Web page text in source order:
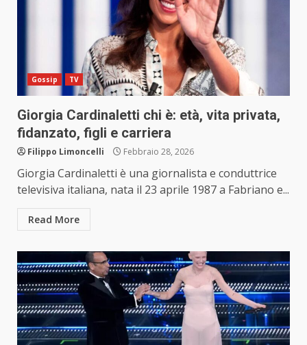
Gossip TV
Giorgia Cardinaletti chi è: età, vita privata,
fidanzato, figli e carriera
Filippo Limoncelli Febbraio 28, 2026
Giorgia Cardinaletti è una giornalista e conduttrice
televisiva italiana, nata il 23 aprile 1987 a Fabriano e...
Read More